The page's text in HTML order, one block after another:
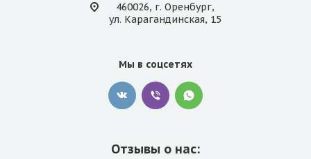
460026, г. Оренбург,
ул. Карагандинская, 15
Мы в соцсетях
Отзывы о нас: